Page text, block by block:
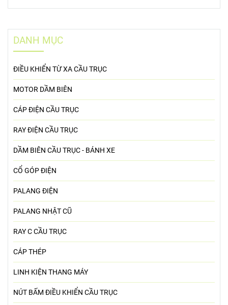
DANH MỤC
ĐIỀU KHIỂN TỪ XA CẦU TRỤC
MOTOR DẦM BIÊN
CÁP ĐIỆN CẦU TRỤC
RAY ĐIỆN CẦU TRỤC
DẦM BIÊN CẦU TRỤC - BÁNH XE
CỔ GÓP ĐIỆN
PALANG ĐIỆN
PALANG NHẬT CŨ
RAY C CẦU TRỤC
CÁP THÉP
LINH KIỆN THANG MÁY
NÚT BẤM ĐIỀU KHIỂN CẦU TRỤC